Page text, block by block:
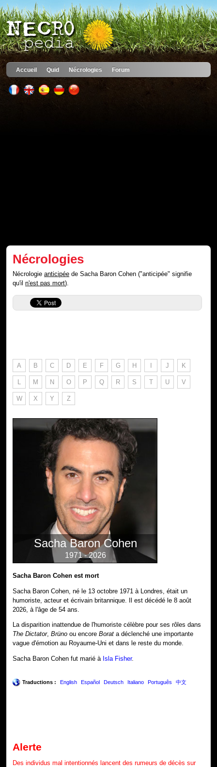
Accueil Quid Nécrologies Forum
Nécrologies
Nécrologieanticipée de Sacha Baron Cohen ("anticipée" signifie
qu'iln'est pas mort).
A B C D E F G H I J K
L M N O P Q R S T U V
W X Y Z
Sacha Baron Cohen
1971 - 2026
Sacha Baron Cohen est mort
Sacha Baron Cohen, né le 13 octobre 1971 à Londres, était un
humoriste, acteur et écrivain britannique. Il est décédé le 8 août
2026, à l'âge de 54 ans.
La disparition inattendue de l'humoriste célèbre pour ses rôles dans
The Dictator,Brüno ou encoreBorat a déclenché une importante
vague d'émotion au Royaume-Uni et dans le reste du monde.
Sacha Baron Cohen fut marié à Isla Fisher.
Traductions : English Español Deutsch Italiano Português 中文
Alerte
Des individus mal intentionnés lancent des rumeurs de décès sur